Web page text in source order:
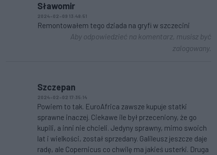
Sławomir
2024-02-09 13:48:51
Remontowałem tego dziada na gryfi w szczecini
Aby odpowiedzieć na komentarz, musisz być
zalogowany.
Szczepan
2024-02-02 17:35:14
Powiem to tak. EuroAfrica zawsze kupuje statki
sprawne inaczej. Ciekawe ile był przeceniony, że go
kupili, a inni nie chcieli. Jedyny sprawny, mimo swoich
lat i wielkości, został sprzedany. Galileusz jeszcze daje
radę, ale Copernicus co chwilę ma jakieś usterki. Druga